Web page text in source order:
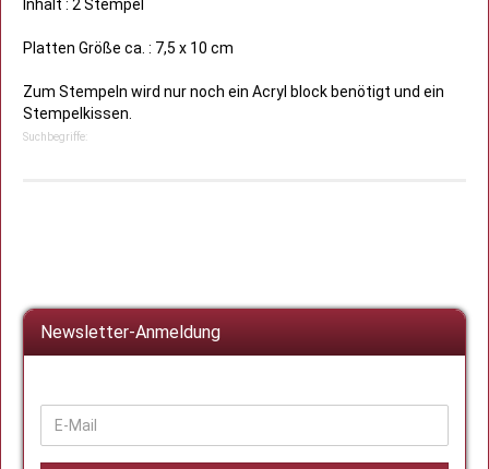
Inhalt : 2 Stempel
Platten Größe ca. : 7,5 x 10 cm
Zum Stempeln wird nur noch ein Acryl block benötigt und ein
Stempelkissen.
Suchbegriffe:
Newsletter-Anmeldung
WEITER
ZUR
NEWSLETTER-
E-
Mail